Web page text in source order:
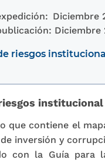
Diciembre
Diciembre
riesgos
que contiene el
inversión y
con la Guía para